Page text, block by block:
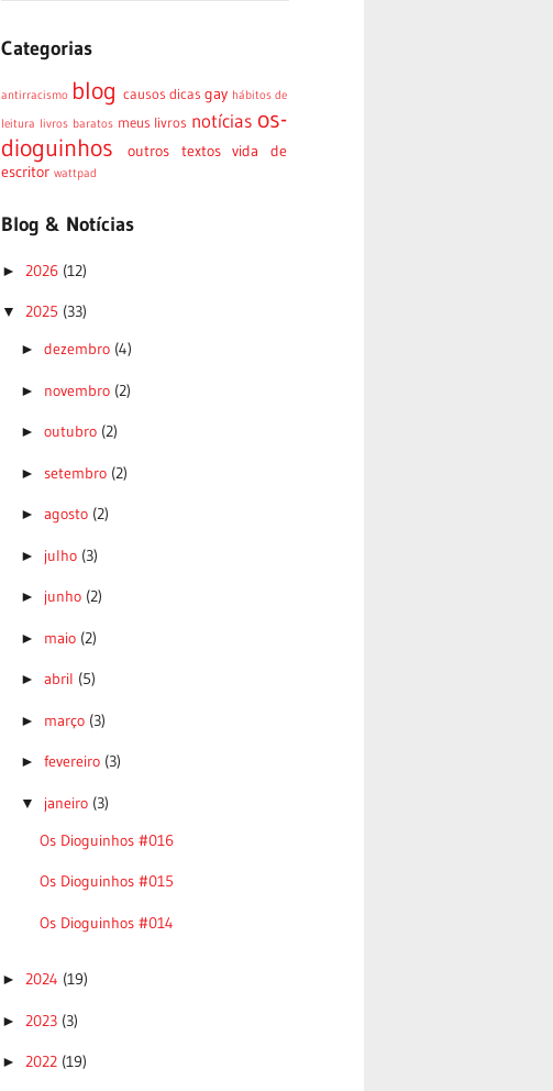
Categorias
antirracismo blog causos dicas gay hábitos de
leitura livros baratos meus livros notícias os-
dioguinhos
outros textos vida de
escritor wattpad
Blog & Notícias
► 2026 (12)
▼ 2025 (33)
► dezembro (4)
► novembro (2)
► outubro (2)
► setembro (2)
► agosto (2)
► julho (3)
► junho (2)
► maio (2)
► abril (5)
► março (3)
► fevereiro (3)
▼ janeiro (3)
Os Dioguinhos #016
Os Dioguinhos #015
Os Dioguinhos #014
► 2024 (19)
► 2023 (3)
► 2022 (19)